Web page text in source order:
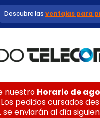
Descubre las ventajas para
nuestro Horario de
Los pedidos cursados
se enviarán al día